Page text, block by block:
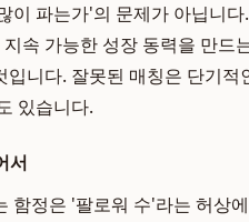
이 파는가'의 문제가 아닙니
속 가능한 성장 동력을 만드
니다. 잘못된 매칭은 단기
있습니다.
서
함정은 '팔로워 수'라는 허상